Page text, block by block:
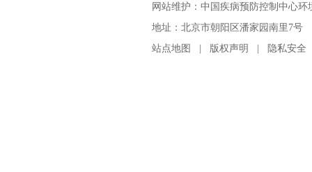
网站维护：中国疾病预防控制中心
地址：北京市朝阳区潘家园南里7号
站点地图
版权声明 隐私安全